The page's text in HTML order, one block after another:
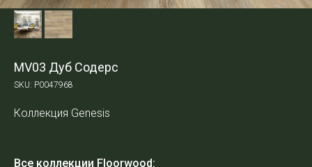
MV03 Дуб Содерс
SKU: Р0047968
Коллекция Genesis
Все коллекции Floorwood: